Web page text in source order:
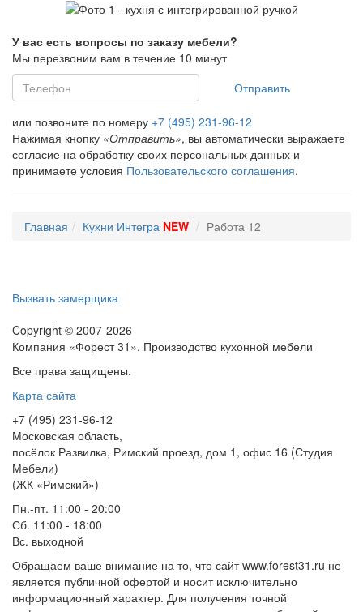
У вас есть вопросы по заказу мебели?
Мы перезвоним вам в течение 10 минут
Отправить
или позвоните по номеру +7 (495) 231-96-12
Нажимая кнопку «Отправить», вы автоматически выражаете
согласие на обработку своих персональных данных и
принимаете условия Пользовательского соглашения.
Главная Кухни Интегра NEW Работа 12
Вызвать замерщика
Copyright © 2007-2026
Компания «Форест 31». Производство кухонной мебели
Все права защищены.
Карта сайта
+7 (495) 231-96-12
Московская область,
посёлок Развилка, Римский проезд, дом 1, офис 16 (Студия
Мебели)
(ЖК «Римский»)
Пн.-пт. 11:00 - 20:00
Сб. 11:00 - 18:00
Вс. выходной
Обращаем ваше внимание на то, что сайт www.forest31.ru не
является публичной офертой и носит исключительно
информационный характер. Для получения точной